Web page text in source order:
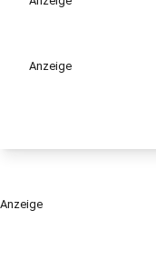
Anzeige
Anzeige